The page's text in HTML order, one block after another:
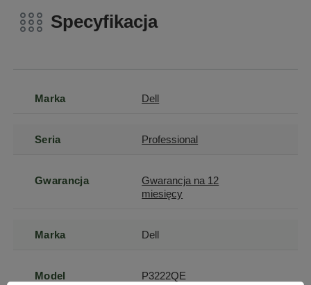
Specyfikacja
Marka Dell
Seria Professional
Gwarancja
Gwarancja na 12
miesięcy
Marka Dell
Model P3222QE